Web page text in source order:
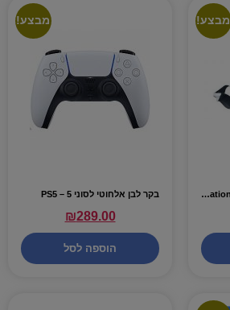
מבצע!
משקפי מציאות מדומה Playstation vr 2 יבואן רשמי
מבצע!
בקר לבן אלחוטי לסוני 5 – PS5
₪289.00
הוספה לסל